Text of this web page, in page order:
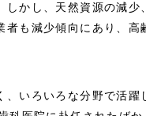
しかし、天然資源の減
者も減少傾向にあり、
、いろいろな分野で活